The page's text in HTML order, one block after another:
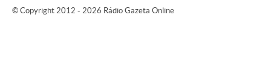
© Copyright 2012 - 2026 Rádio Gazeta Online